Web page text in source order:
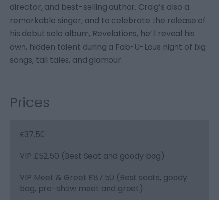
director, and best-selling author. Craig’s also a
remarkable singer, and to celebrate the release of
his debut solo album, Revelations, he’ll reveal his
own, hidden talent during a Fab-U-Lous night of big
songs, tall tales, and glamour.
Prices
£37.50
VIP £52.50 (Best Seat and goody bag)
VIP Meet & Greet £87.50 (Best seats, goody
bag, pre-show meet and greet)